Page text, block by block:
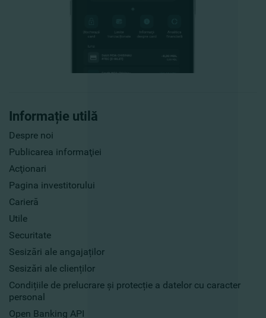
Informație utilă
Despre noi
Publicarea informaţiei
Acţionari
Pagina investitorului
Carieră
Utile
Securitate
Sesizări ale angajaților
Sesizări ale clienților
Condițiile de prelucrare și protecție a datelor cu caracter
personal
Open Banking API